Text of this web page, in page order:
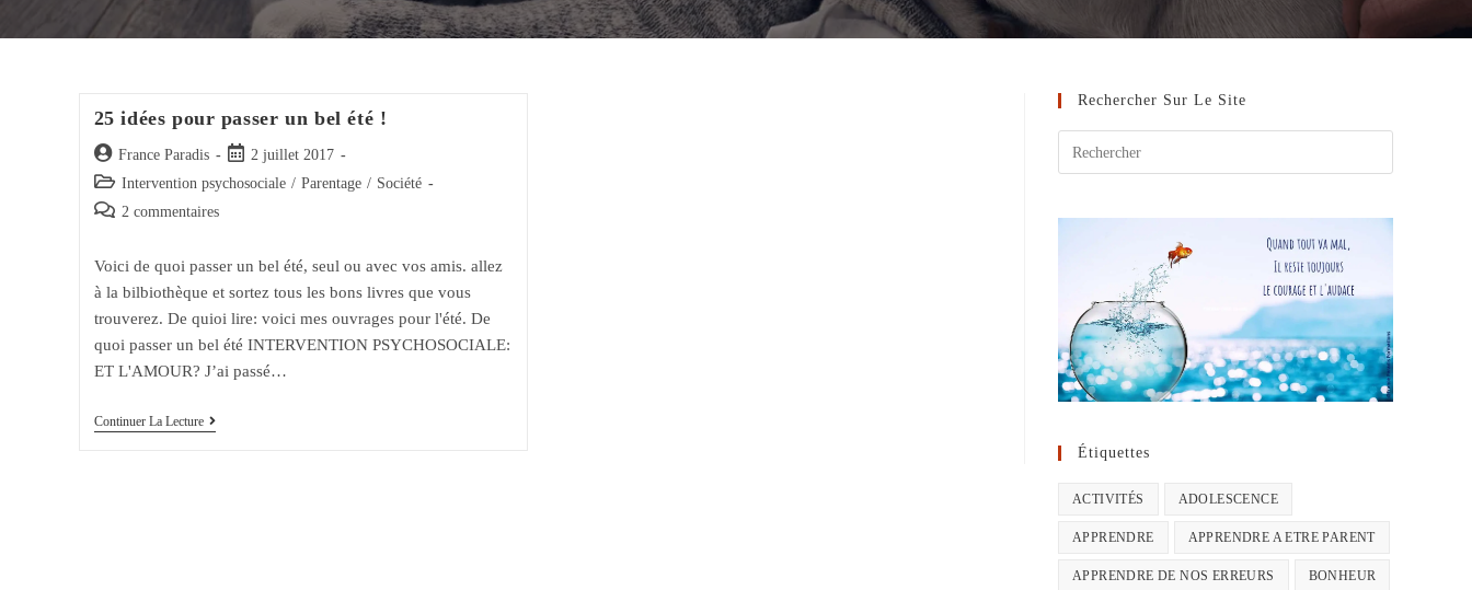
25 idées pour passer un bel été !
Auteur/autrice
de
la
publication :
France Paradis
Post
published:
2 juillet 2017
Post
category:
Intervention psychosociale / Parentage / Société
Post 2 commentaires
Voici de quoi passer un bel été, seul ou avec vos amis. allez
à la bilbiothèque et sortez tous les bons livres que vous
trouverez. De quioi lire: voici mes ouvrages pour l'été. De
quoi passer un bel été INTERVENTION PSYCHOSOCIALE:
ET L'AMOUR? J’ai passé…
Continuer La Lecture25
Rechercher Sur Le Site
Étiquettes
ACTIVITÉS ADOLESCENCE
APPRENDRE APPRENDRE A ETRE PARENT
APPRENDRE DE NOS ERREURS BONHEUR